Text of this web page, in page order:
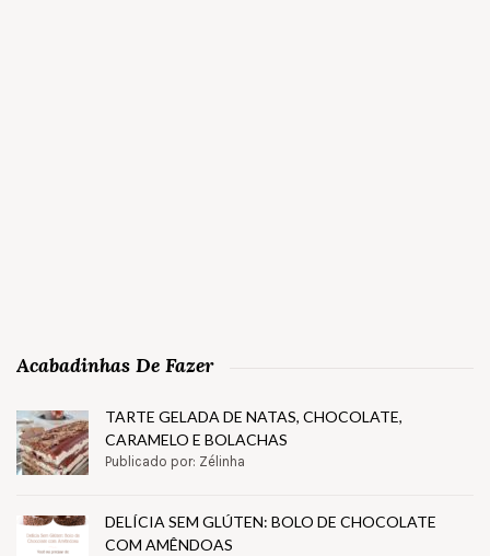
Acabadinhas De Fazer
TARTE GELADA DE NATAS, CHOCOLATE,
CARAMELO E BOLACHAS
Publicado por: Zélinha
DELÍCIA SEM GLÚTEN: BOLO DE CHOCOLATE
COM AMÊNDOAS